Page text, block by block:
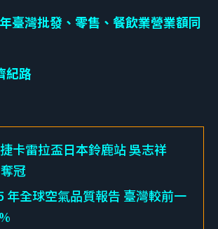
臺灣批發、零售、餐飲業營業額同
紀路
卡雷拉盃日本鈴鹿站 吳志祥
冠
年全球空氣品質報告 臺灣較前一